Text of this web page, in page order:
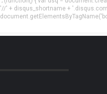
'//' + disqus_shortname +